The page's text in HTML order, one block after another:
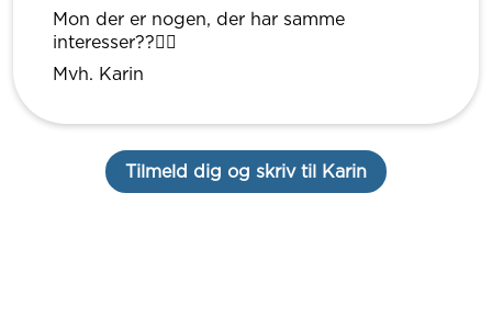
Mon der er nogen, der har samme
interesser??👍🏼
Mvh. Karin
Tilmeld dig og skriv til Karin